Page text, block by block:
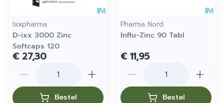
Ixxpharma
D-ixx 3000 Zinc
Softcaps 120
€ 27,30
Bestel
Pharma Nord
Influ-Zinc 90 Tabl
€ 11,95
Bestel